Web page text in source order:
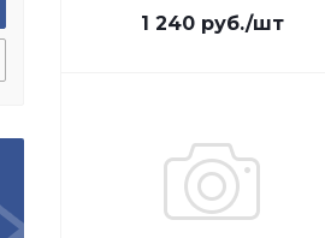
1 240руб./шт